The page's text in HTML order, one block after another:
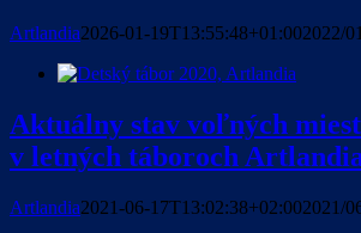
Artlandia2026-01-19T13:55:48+01:002022/
Aktuálny stav voľných miest
v letných táboroch
Artlandia2021-06-17T13:02:38+02:002021/